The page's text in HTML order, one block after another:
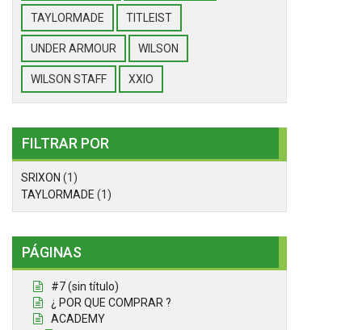
TAYLORMADE TITLEIST
UNDER ARMOUR WILSON
WILSON STAFF XXIO
FILTRAR POR
SRIXON (1)
TAYLORMADE (1)
PÁGINAS
#7 (sin título)
¿ POR QUE COMPRAR ?
ACADEMY